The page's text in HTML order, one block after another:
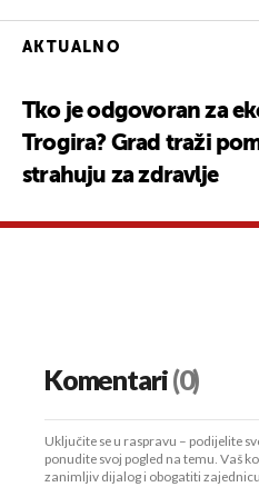
AKTUALNO
Tko je odgovoran za
Trogira? Grad traži
strahuju za zdravlje
Komentari(0)
Uključite se u raspravu – podijelite
ponudite svoj pogled na temu. Vaš
zanimljiv dijalog i obogatiti